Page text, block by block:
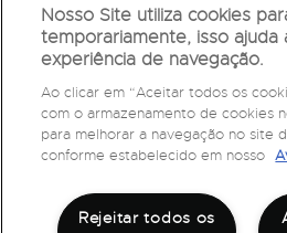
R.Monte Castelo Nº 62, Bairro
CEP: 40.301-210
Salvador, Bahia, Brasil
Telefone:(71) 3032-1073
Nosso Site utiliza cookies
temporariamente, isso
experiência de navegação.
Ao clicar em “Aceitar todos os
com o armazenamento de cookies
para melhorar a navegação no site
conforme estabelecido em nosso
Rejeitar todos os